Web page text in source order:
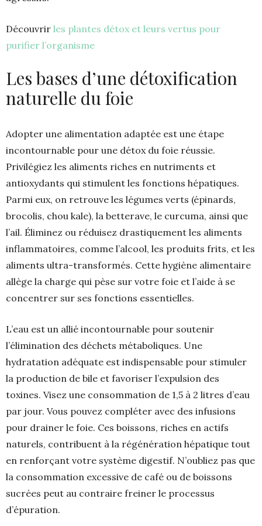
Découvrir les plantes détox et leurs vertus pour
purifier l’organisme
Les bases d’une détoxification
naturelle du foie
Adopter une alimentation adaptée est une étape
incontournable pour une détox du foie réussie.
Privilégiez les aliments riches en nutriments et
antioxydants qui stimulent les fonctions hépatiques.
Parmi eux, on retrouve les légumes verts (épinards,
brocolis, chou kale), la betterave, le curcuma, ainsi que
l’ail. Éliminez ou réduisez drastiquement les aliments
inflammatoires, comme l’alcool, les produits frits, et les
aliments ultra-transformés. Cette hygiène alimentaire
allège la charge qui pèse sur votre foie et l’aide à se
concentrer sur ses fonctions essentielles.
L’eau est un allié incontournable pour soutenir
l’élimination des déchets métaboliques. Une
hydratation adéquate est indispensable pour stimuler
la production de bile et favoriser l’expulsion des
toxines. Visez une consommation de 1,5 à 2 litres d’eau
par jour. Vous pouvez compléter avec des infusions
pour drainer le foie. Ces boissons, riches en actifs
naturels, contribuent à la régénération hépatique tout
en renforçant votre système digestif. N’oubliez pas que
la consommation excessive de café ou de boissons
sucrées peut au contraire freiner le processus
d’épuration.